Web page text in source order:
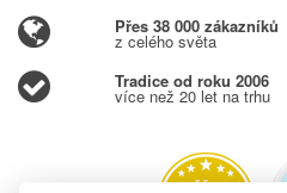
Přes 38 000 zákazníků
z celého světa
Tradice od roku 2006
více než 20 let na trhu